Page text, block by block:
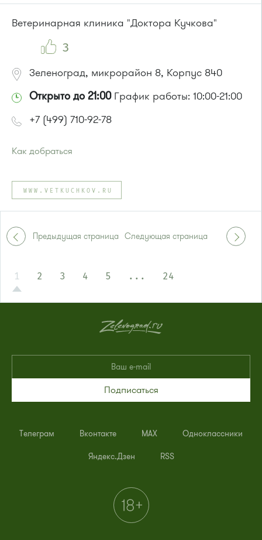
Ветеринарная клиника "Доктора Кучкова"
3
Зеленоград, микрорайон 8, Корпус 840
Открыто до 21:00График работы: 10:00-21:00
+7 (499) 710-92-78
Как добраться
Автобус № 20.
Маршрутка № 460м
или до остановки"Универсам":
Маршрутка № 409м, 419м
WWW.VETKUCHKOV.RU
Предыдущая страница Следующая страница
1 2 3 4 5 ... 24
Подписаться
Телеграм Вконтакте MAX Одноклассники
Яндекс.Дзен RSS